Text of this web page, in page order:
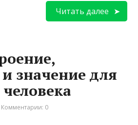
Читать далее
значение для
Комментарии: 0